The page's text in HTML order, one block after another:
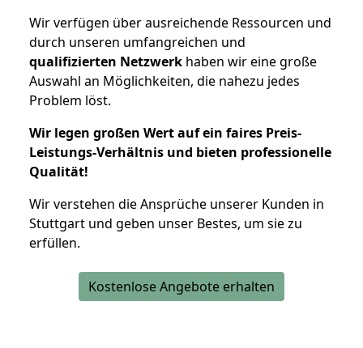
Wir verfügen über ausreichende Ressourcen und
durch unseren umfangreichen und
qualifizierten Netzwerk haben wir eine große
Auswahl an Möglichkeiten, die nahezu jedes
Problem löst.
Wir legen großen Wert auf ein faires Preis-
Leistungs-Verhältnis und bieten professionelle
Qualität!
Wir verstehen die Ansprüche unserer Kunden in
Stuttgart und geben unser Bestes, um sie zu
erfüllen.
Kostenlose Angebote erhalten